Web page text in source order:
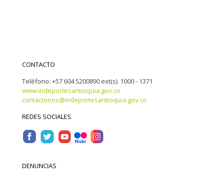
CONTACTO
Teléfono: +57 604 5200890 ext(s). 1000 - 1371
www.indeportesantioquia.gov.co
contactenos@indeportesantioquia.gov.co
REDES SOCIALES
DENUNCIAS